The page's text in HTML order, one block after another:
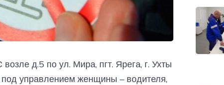
д.5 по ул. Мира, пгт. Ярега, г. Ухты
управлением женщины – водителя,